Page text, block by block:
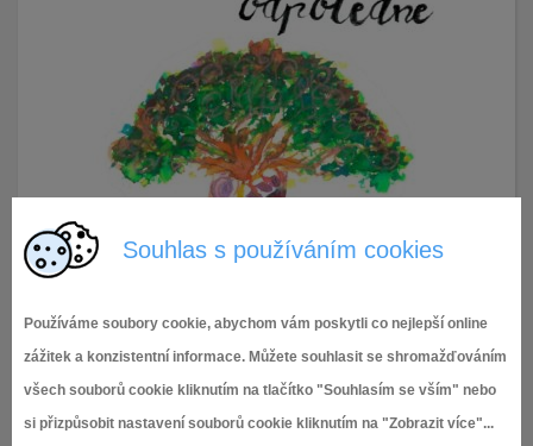
Souhlas s používáním cookies
Používáme soubory cookie, abychom vám poskytli co nejlepší online
zážitek a konzistentní informace. Můžete souhlasit se shromažďováním
všech souborů cookie kliknutím na tlačítko "Souhlasím se vším" nebo
si přizpůsobit nastavení souborů cookie kliknutím na "Zobrazit více"...